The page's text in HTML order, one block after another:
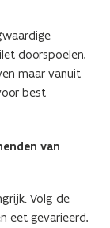
doorspoelen,
maar vanuit
best
van
Volg de
eet gevarieerd,